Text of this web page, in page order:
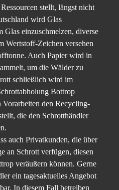
stellt, längst nicht
wird Glas
Glas einzuschmelzen, diverse
Wertstoff-Zeichen versehen
Auch Papier wird in
um die Wälder zu
schließlich wird im
Bottrop
Vorarbeiten den Recycling-
die den Schrotthändler
auch Privatkunden, die über
an Schrott verfügen, diesen
veräußern können. Gerne
ein tagesaktuelles Angebot
In diesem Fall betreiben